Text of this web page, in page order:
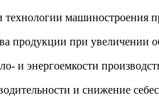
машиностроения
продукции при увеличении
и энергоемкости
и снижение